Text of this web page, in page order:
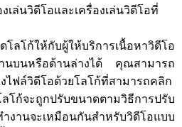
เล่นวิดีโอและเครื่องเล่นวิดีโอที่
โก้ให้กับผู้ให้บริการเนื้อหาวิดีโอ
านบนหรือด้านล่างได้ คุณสามารถ
ไฟล์วิดีโอด้วยโลโก้ที่สามารถคลิก
โก้จะถูกปรับขนาดตามวิธีการปรับ
านจะเหมือนกันสำหรับวิดีโอแบบ